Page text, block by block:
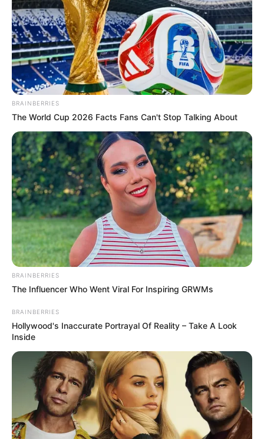
BRAINBERRIES
The World Cup 2026 Facts Fans Can't Stop Talking About
BRAINBERRIES
The Influencer Who Went Viral For Inspiring GRWMs
BRAINBERRIES
Hollywood's Inaccurate Portrayal Of Reality – Take A Look
Inside